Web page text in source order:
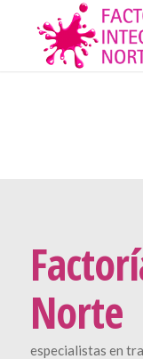
Norte
especialistas en